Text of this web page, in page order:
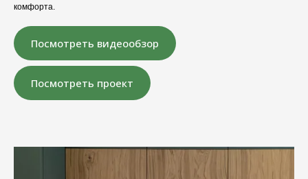
комфорта.
Посмотреть видеообзор
Посмотреть проект